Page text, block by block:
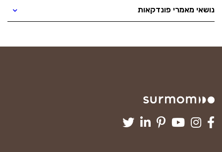
נושאי מאמרי פונדקאות